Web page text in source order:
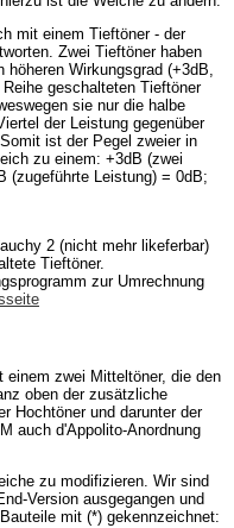
mit einem Tieftöner - der
Zwei Tieftöner haben
höheren Wirkungsgrad (+3dB,
geschalteten Tieftöner
sie nur die halbe
der Leistung gegenüber
ist der Pegel zweier in
zu einem: +3dB (zwei
(zugeführte Leistung) = 0dB;
2 (nicht mehr likeferbar)
Tieftöner.
zur Umrechnung
einem zwei Mitteltöner, die den
oben der zusätzliche
Hochtöner und darunter der
auch d'Appolito-Anordnung
zu modifizieren. Wir sind
Version ausgegangen und
mit (*) gekennzeichnet: